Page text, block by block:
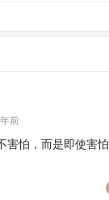
前
害怕，而是即使害